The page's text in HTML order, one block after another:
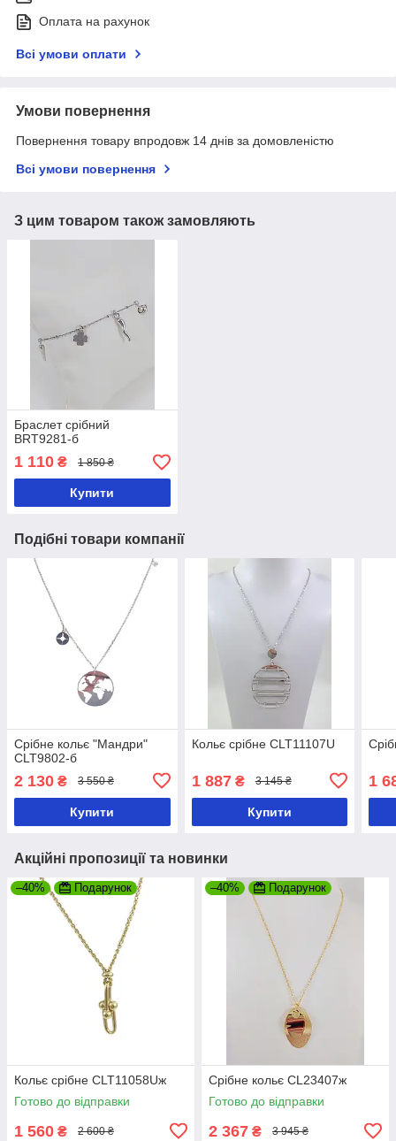
Оплата на рахунок
Всі умови оплати
Умови повернення
Повернення товару впродовж 14 днів за домовленістю
Всі умови повернення
З цим товаром також замовляють
Браслет срібний
BRT9281-б
1 110 ₴ 1 850 ₴
Купити
Подібні товари компанії
Срібне кольє "Мандри"
CLT9802-б
2 130 ₴ 3 550 ₴
Купити
Кольє срібне CLT11107U
1 887₴ 3 145 ₴
Купити
1
Акційні пропозиції та новинки
–40% Подарунок
Кольє срібне CLT11058Uж
Готово до відправки
1 560 ₴ 2 600 ₴
–40% Подарунок
Срібне кольє CL23407ж
Готово до відправки
2 367 ₴ 3 945 ₴